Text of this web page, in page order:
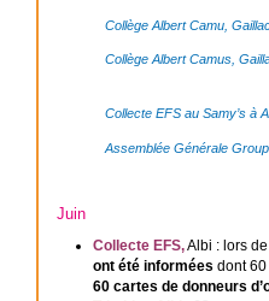
Collège Albert Camu,
Collège Albert Camus,
Collecte EFS au Samy’s à
Assemblée Générale
Juin
Collecte EFS,Albi : lors
ont été informées dont 60
60 cartes de donneurs